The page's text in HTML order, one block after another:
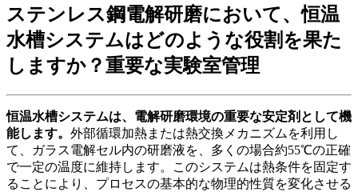
ステンレス鋼電解研磨において、恒温
水槽システムはどのような役割を果た
しますか？重要な実験室管理
恒温水槽システムは、電解研磨環境の重要な安定剤として機
能します。 外部循環加熱または熱交換メカニズムを利用し
て、ガラス電解セル内の研磨液を、多くの場合約55℃の正確
で一定の温度に維持します。このシステムは熱条件を固定す
ることにより、プロセスの基本的な物理的性質を変化させる